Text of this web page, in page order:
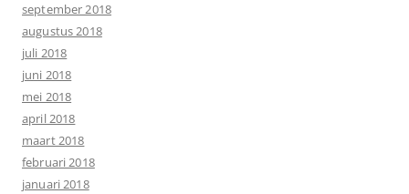
september 2018
augustus 2018
juli 2018
juni 2018
mei 2018
april 2018
maart 2018
februari 2018
januari 2018